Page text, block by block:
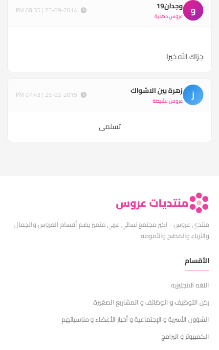
و وجدان19
عروس ذهبية
جزاك الله خيرا
ز زهرة بين الاشواك
عروس نشيطة
تسلمى
منتديات عروس
منتدى عروس - اكبر مجتمع نسائي عربي متميز يضم أقسام العروس والجمال
والأزياء والمطبخ والأمومة
الأقسام
اللغه الانجليزيه
ركن التوظيف و الوظائف و المشاريع الصغيرة
الشؤون الأسرية و الإجتماعية و أخبار الأعضاء و مناسباتهم
الكمبيوتر و البرامج